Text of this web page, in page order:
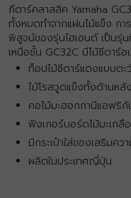
กีตาร์คลาสสิค Yamaha
ทั้งหมดทำจากแผ่นไม้แข็ง ก
พิสูจน์ของรุ่นไฮเอนด์ เป็นรุ่
เหนือชั้น GC32C มีไม้ซีดาร์
ท็อปไม้ซีดาร์แดงแบบต
ไม้โรสวูดแข็งทั้งด้านหลั
คอไม้มะฮอกกานีแอฟริกั
ฟิงเกอร์บอร์ดไม้มะเกลือ
มีกระเป๋าใส่ของเสริมคว
ผลิตในประเทศญี่ปุ่น